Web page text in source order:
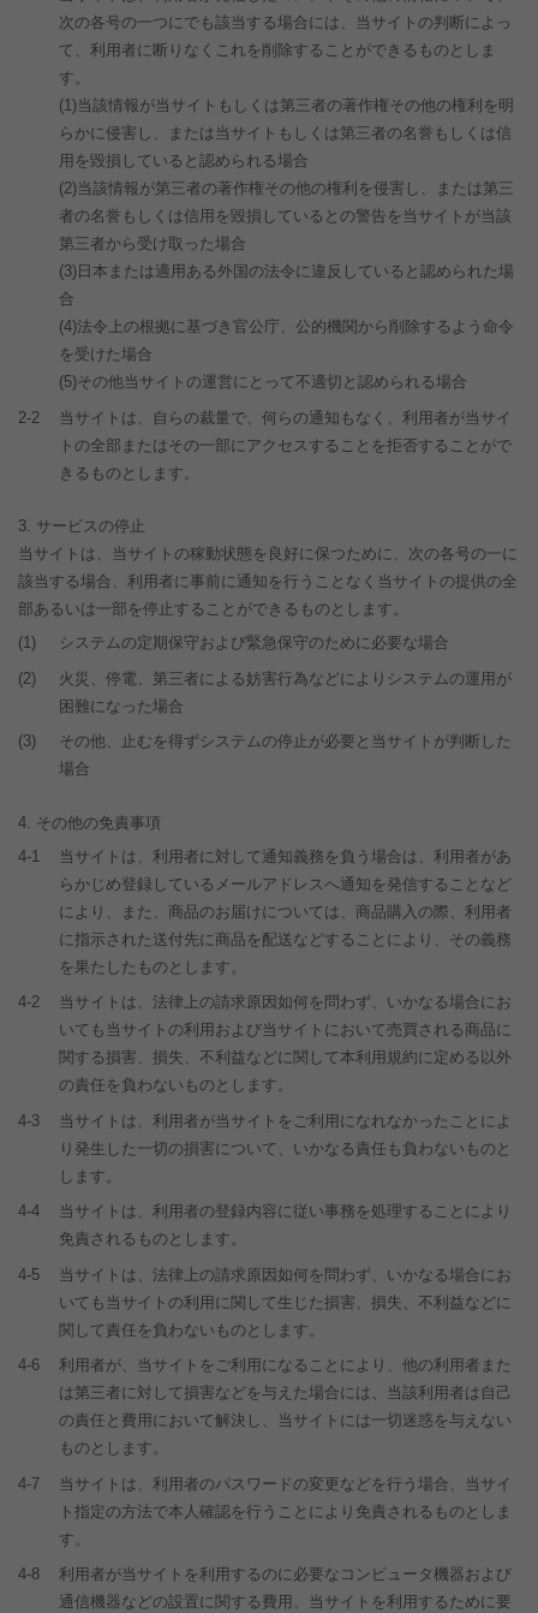
次の各号の一つにでも該当する場合には、当サイトの判断によっ
て、利用者に断りなくこれを削除することができるものとしま
す。
(1)当該情報が当サイトもしくは第三者の著作権その他の権利を明
らかに侵害し、または当サイトもしくは第三者の名誉もしくは信
用を毀損していると認められる場合
(2)当該情報が第三者の著作権その他の権利を侵害し、または第三
者の名誉もしくは信用を毀損しているとの警告を当サイトが当該
第三者から受け取った場合
(3)日本または適用ある外国の法令に違反していると認められた場
合
(4)法令上の根拠に基づき官公庁、公的機関から削除するよう命令
を受けた場合
(5)その他当サイトの運営にとって不適切と認められる場合
2-2
当サイトは、自らの裁量で、何らの通知もなく、利用者が当サイ
トの全部またはその一部にアクセスすることを拒否することがで
きるものとします。
サービスの停止
当サイトは、当サイトの稼動状態を良好に保つために、次の各号の一に
該当する場合、利用者に事前に通知を行うことなく当サイトの提供の全
部あるいは一部を停止することができるものとします。
(1)
システムの定期保守および緊急保守のために必要な場合
(2)
火災、停電、第三者による妨害行為などによりシステムの運用が
困難になった場合
(3)
その他、止むを得ずシステムの停止が必要と当サイトが判断した
場合
その他の免責事項
4-1
当サイトは、利用者に対して通知義務を負う場合は、利用者があ
らかじめ登録しているメールアドレスへ通知を発信することなど
により、また、商品のお届けについては、商品購入の際、利用者
に指示された送付先に商品を配送などすることにより、その義務
を果たしたものとします。
4-2
当サイトは、法律上の請求原因如何を問わず、いかなる場合にお
いても当サイトの利用および当サイトにおいて売買される商品に
関する損害、損失、不利益などに関して本利用規約に定める以外
の責任を負わないものとします。
4-3
当サイトは、利用者が当サイトをご利用になれなかったことによ
り発生した一切の損害について、いかなる責任も負わないものと
します。
4-4
当サイトは、利用者の登録内容に従い事務を処理することにより
免責されるものとします。
4-5
当サイトは、法律上の請求原因如何を問わず、いかなる場合にお
いても当サイトの利用に関して生じた損害、損失、不利益などに
関して責任を負わないものとします。
4-6
利用者が、当サイトをご利用になることにより、他の利用者また
は第三者に対して損害などを与えた場合には、当該利用者は自己
の責任と費用において解決し、当サイトには一切迷惑を与えない
ものとします。
4-7
当サイトは、利用者のパスワードの変更などを行う場合、当サイ
ト指定の方法で本人確認を行うことにより免責されるものとしま
す。
4-8
利用者が当サイトを利用するのに必要なコンピュータ機器および
通信機器などの設置に関する費用、当サイトを利用するために要